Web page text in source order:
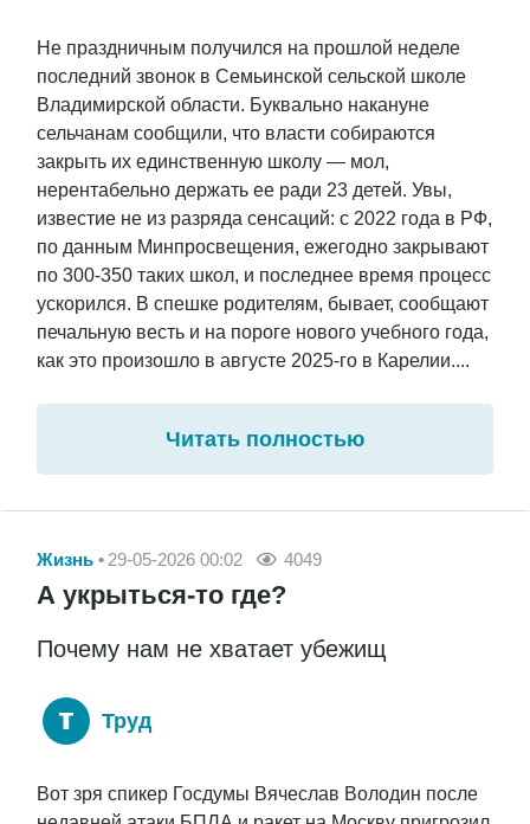
Не праздничным получился на прошлой неделе
последний звонок в Семьинской сельской школе
Владимирской области. Буквально накануне
сельчанам сообщили, что власти собираются
закрыть их единственную школу — мол,
нерентабельно держать ее ради 23 детей. Увы,
известие не из разряда сенсаций: с 2022 года в РФ,
по данным Минпросвещения, ежегодно закрывают
по 300-350 таких школ, и последнее время процесс
ускорился. В спешке родителям, бывает, сообщают
печальную весть и на пороге нового учебного года,
как это произошло в августе 2025-го в Карелии....
Читать полностью
Жизнь 29-05-2026 00:02 4049
А укрыться-то где?
Почему нам не хватает убежищ
Труд
Вот зря спикер Госдумы Вячеслав Володин после